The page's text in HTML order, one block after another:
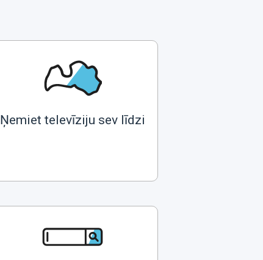
Ņemiet televīziju sev līdzi